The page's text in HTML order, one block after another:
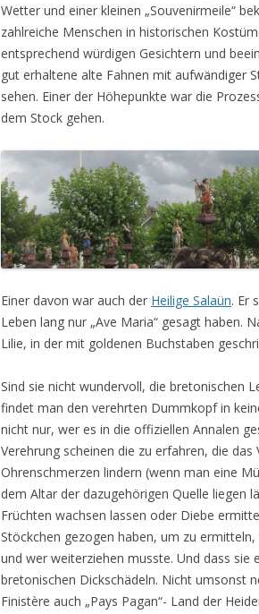
Wetter und einer kleinen „Souvenirmeile“
zahlreiche Menschen in historischen
entsprechend würdigen Gesichtern und
gut erhaltene alte Fahnen mit aufwändiger
sehen. Einer der Höhepunkte war die
dem Stock gehen.
Einer davon war auch der Heilige Salaün. Er
Leben lang nur „Ave Maria“ gesagt haben.
Lilie, in der mit goldenen Buchstaben
Sind sie nicht wundervoll, die bretonischen
findet man den verehrten Dummkopf in
nicht nur, wer es in die offiziellen Annalen
Verehrung scheinen die zu erfahren, die
Ohrenschmerzen lindern (wenn man eine
dem Altar der dazugehörigen Quelle liegen
Früchten wachsen lassen oder Diebe
Stöckchen gezogen haben, um zu
und wer weiterziehen musste. Und dass
bretonischen Dickschädeln. Nicht umsonst
Finistère auch „Pays Pagan“- Land der